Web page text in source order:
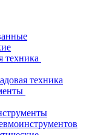
техника
техника